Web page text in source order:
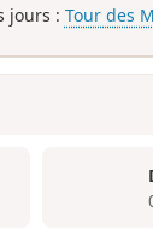
jours : Tour des